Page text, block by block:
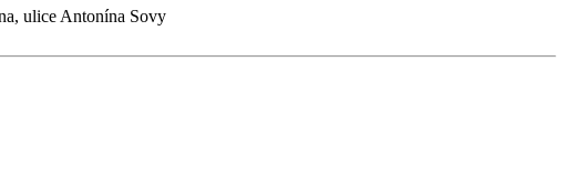
ulice Antonína Sovy